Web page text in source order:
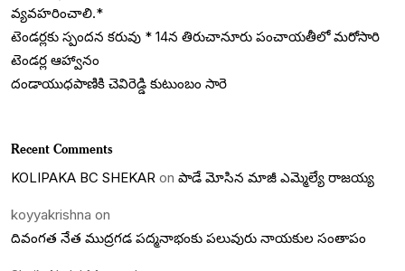
వ్యవహరించాలి.*
టెండర్లకు స్పందన కరువు * 14న తిరుచానూరు పంచాయతీలో మరోసారి
టెండర్ల ఆహ్వానం
దండాయుధపాణికి చెవిరెడ్డి కుటుంబం సారె
Recent Comments
KOLIPAKA BC SHEKAR on పాడే మోసిన మాజీ ఎమ్మెల్యే రాజయ్య
koyyakrishna on
దివంగత నేత ముద్రగడ పద్మనాభంకు పలువురు నాయకుల సంతాపం